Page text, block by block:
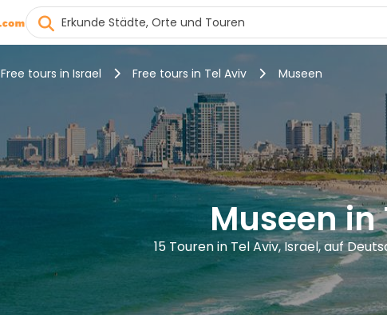
Free tours in Israel Free tours in Tel Aviv Museen
Museen in
15 Touren in Tel Aviv, Israel, auf